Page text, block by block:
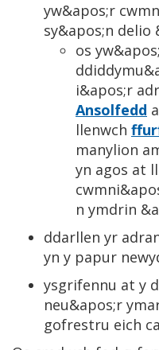
yw&apos;r
sy&apos;n delio
os
i&apos;r
Ansolfedd
llenwch
manylion
yn agos at
n ymdrin
ddarllen yr
yn y papur
ysgrifennu at y
neu&apos;r
gofrestru eich